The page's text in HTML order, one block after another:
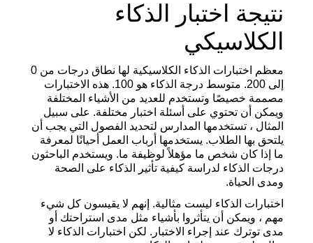
نتيجة اختبار الذكاء
الكلاسيكي
معظم اختبارات الذكاء الكلاسيكية لها نطاق درجات من 0
إلى 200. متوسط درجة الذكاء هو 100. هذه الاختبارات
مصممة خصيصًا وتستخدم للعديد من الأشياء المختلفة
ويمكن أن تحتوي على أسئلة اختبار مختلفة. على سبيل
المثال ، تستخدمها المدارس لتحديد الفصول التي يجب أن
يلتحق بها الطلاب. يستخدمها أرباب العمل أحيانًا لمعرفة
ما إذا كان شخص ما مؤهلاً لوظيفة ما. ويستخدم الباحثون
درجات الذكاء لدراسة كيفية تأثير الذكاء على الصحة
ومدى الحياة.
اختبارات الذكاء ليست مثالية. إنهم لا يقيسون كل شيء
مهم ، ويمكن أن يتأثروا بأشياء مثل مدى استراحتك أو
مدى توترك عند إجراء الاختبار. لكن اختبارات الذكاء لا